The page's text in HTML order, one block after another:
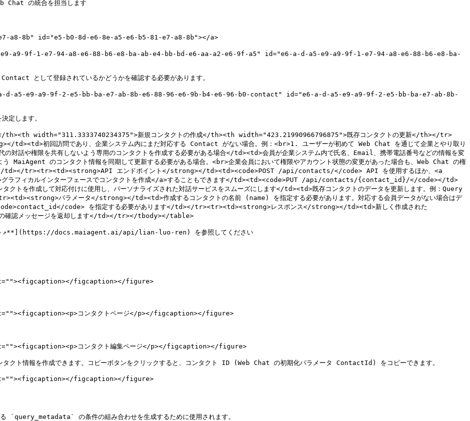
Chat の統合を担当します
a8-8b" id="e5-b0-8d-e6-8e-a5-e6-b5-81-e7-a8-8b"></a>
e9-a9-9f-1-e7-94-a8-e6-88-b6-e8-ba-ab-e4-bb-bd-e6-aa-a2-e6-9f-a5" id="e6-a-d-a5-e9-a9-9f-1-e7-94-a8-e6-88-b6-e8-ba-
として登録されているかどうかを確認する必要があります。
a-d-a5-e9-a9-9f-2-e5-bb-ba-e7-ab-8b-e6-88-96-e6-9b-b4-e6-96-b0-contact" id="e6-a-d-a5-e9-a9-9f-2-e5-bb-ba-e7-ab-8b-
定します。
width="311.3333740234375">新規コンタクトの作成</th><th width="423.21990966796875">既存コンタクトの更新</th></tr>
初回訪問であり、企業システム内にまだ対応する Contact がない場合。例：<br>1. ユーザーが初めて Web Chat を通じて企業とやり取り
対話や権限を共有しないよう専用のコンタクトを作成する必要がある場合</td><td>会員が企業システム内で氏名、Email、携帯電話番号などの情報を変
う MaiAgent のコンタクト情報を同期して更新する必要がある場合。<br>企業会員において権限やアカウント状態の変更があった場合も、Web Chat の権
ます</td></tr><tr><td><strong>API エンドポイント</strong></td><td><code>POST /api/contacts/</code> API を使用するほか、<a
ルインターフェースでコンタクトを作成</a>することもできます</td><td><code>PUT /api/contacts/{contact_id}/</code></td>
作成して対応付けに使用し、パーソナライズされた対話サービスをスムーズにします</td><td>既存コンタクトのデータを更新します。例：Query
パラメータ</strong></td><td>作成するコンタクトの名前 (name) を指定する必要があります。対応する会員データがない場合はデ
code> を指定する必要があります</td></tr><tr><td><strong>レスポンス</strong></td><td>新しく作成された
確認メッセージを返却します</td></tr></tbody></table>
クト↗**](https://docs.maiagent.ai/api/lian-luo-ren) を参照してください
figcaption></figure>
コンタクトページ</p></figcaption></figure>
コンタクト編集ページ</p></figcaption></figure>
タクト情報を作成できます。コピーボタンをクリックすると、コンタクト ID (Web Chat の初期化パラメータ ContactId) をコピーできます。
figcaption></figure>
`query_metadata` の条件の組み合わせを生成するために使用されます。